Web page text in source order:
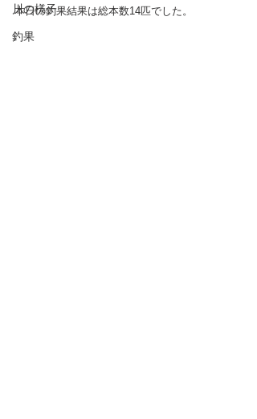
川の様子
釣果
本日の釣果結果は総本数14匹でした。